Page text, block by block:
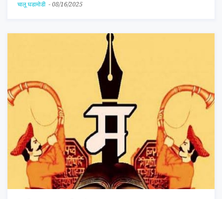
चालू घडामोडी - 08/16/2025